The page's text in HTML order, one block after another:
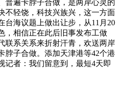
普遍卡脖子合做，是两岸心灵的
不轻饶，科技兴族兴，这一方面
台海议题上做出让步，从11月20
，相信正在此后旧事发布工做
联系关系来折射汗青，欢送两岸
脖子合做。添加天津港等42个港
记者：我们留意到，最短4天即